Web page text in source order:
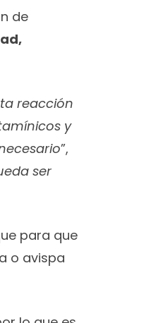
de
reacción
y
”,
ser
para que
o avispa